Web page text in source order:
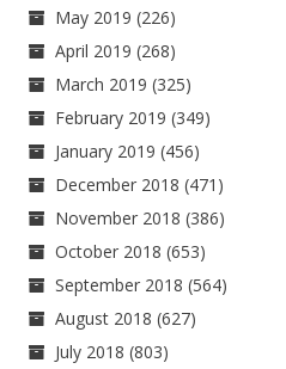
May 2019 (226)
April 2019 (268)
March 2019 (325)
February 2019 (349)
January 2019 (456)
December 2018 (471)
November 2018 (386)
October 2018 (653)
September 2018 (564)
August 2018 (627)
July 2018 (803)